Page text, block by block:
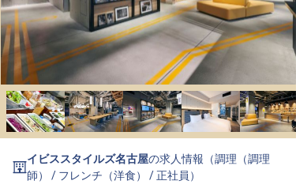
ご利用の流れ
よくある質問
ホテル・宿泊業界情報コラム
無料 転職サポートに申し込む
イビススタイルズ名古屋の求人情報（調理（調理
師）
/ フレンチ（洋食） /正社員 ）